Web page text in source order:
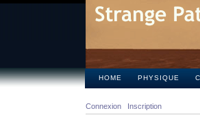
HOME PHYSIQUE
Connexion Inscription